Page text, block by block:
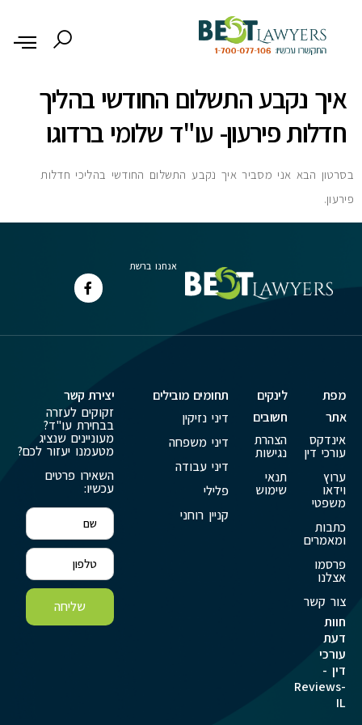
איך נקבע התשלום החודשי בהליך
חדלות פירעון- עו"ד שלומי ברדוגו
בסרטון הבא אני מסביר איך נקבע התשלום החודשי בהליכי חדלות
פירעון.
אנחנו ברשת
מפת
אתר
אינדקס
עורכי דין
ערוץ
וידאו
משפטי
כתבות
ומאמרים
פרסמו
אצלנו
צור קשר
חוות
דעת
עורכי
דין -
Reviews-
IL
לינקים
חשובים
הצהרת
נגישות
תנאי
שימוש
תחומים מובילים
דיני נזיקין
דיני משפחה
דיני עבודה
פלילי
קניין רוחני
יצירת קשר
זקוקים לעזרה
בבחירת עו"ד?
מעוניינים שנציג
מטעמנו יעזור לכם?
השאירו פרטים
עכשיו:
שליחה